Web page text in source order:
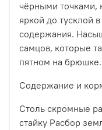
чёрными точками,
яркой до тусклой
содержания.
самцов, которые
пятном на брюшке.
Содержание и
Столь скромные
стайку Расбор